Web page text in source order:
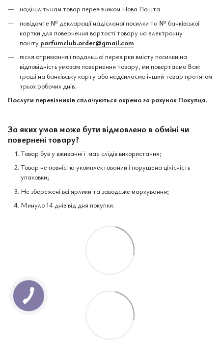
надішліть нам товар перевізником Нова Пошта.
повідомте № декларації надісланої посилки та № банківської
картки для повернення вартості товару на електронну
пошту parfumclub.order@gmail.com
після отримання і подальшої перевірки вмісту посилки на
відповідність умовам повернення товару, ми повертаємо Вам
гроші на банківську карту або надсилаємо інший товар протягом
трьох робочих днів.
Послуги перевізників сплачуються окремо за рахунок Покупця.
За яких умов може бути відмовлено в обміні чи
повернені товару?
Товар був у вживанні і має слідів використання;
Товар не повністю укомплектований і порушена цілісність
упаковки;
Не збережені всі ярлики та заводське маркування;
Минуло 14 днів від дня покупки.